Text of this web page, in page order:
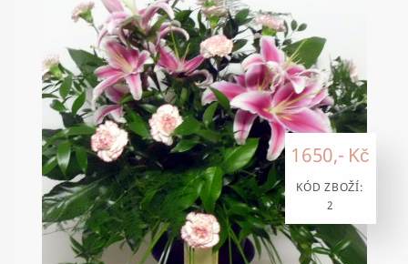
1650,- Kč
KÓD ZBOŽÍ:
2